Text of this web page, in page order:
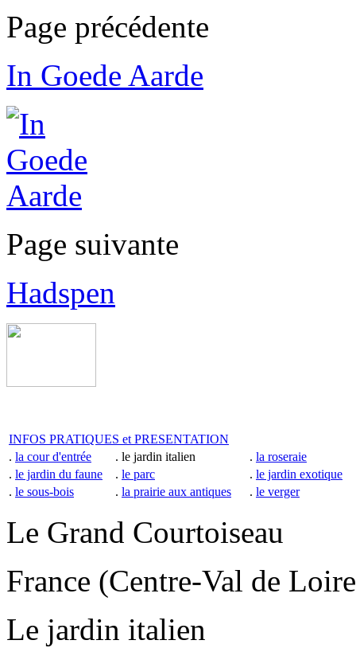
Page précédente
In Goede Aarde
Page suivante
Hadspen
INFOS PRATIQUES et PRESENTATION
. la cour d'entrée . le jardin italien . la roseraie
. le jardin du faune . le parc . le jardin exotique
. le sous-bois . la prairie aux antiques . le verger
Le Grand Courtoiseau
France (Centre-Val de
Le jardin italien